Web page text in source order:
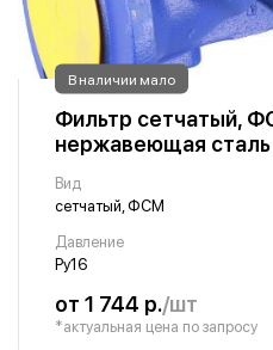
В наличии мало
Фильтр сетчатый,
нержавеющая сталь
Вид
сетчатый, ФСМ
Давление
Ру16
от 1 744 р./шт
*актуальная цена по запросу